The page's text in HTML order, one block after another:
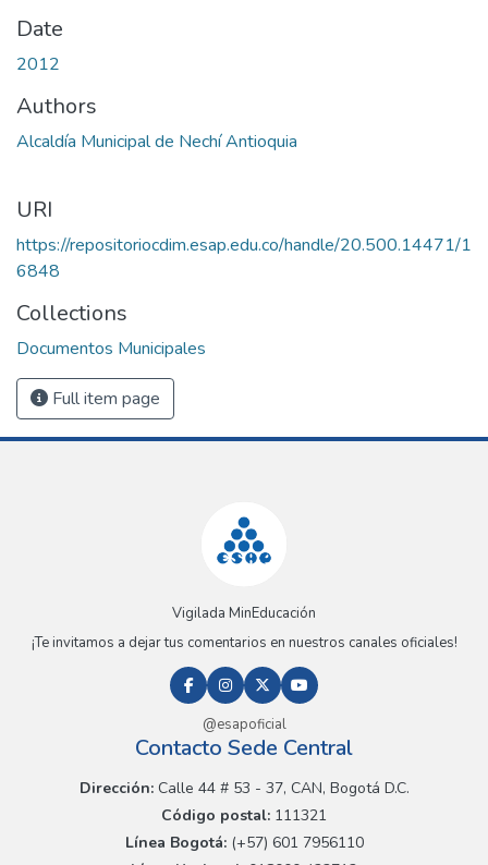
Date
2012
Authors
Alcaldía Municipal de Nechí Antioquia
URI
https://repositoriocdim.esap.edu.co/handle/20.500.14471/1
6848
Collections
Documentos Municipales
Full item page
Vigilada MinEducación
¡Te invitamos a dejar tus comentarios en nuestros canales oficiales!
@esapoficial
Contacto Sede Central
Dirección:Calle 44 # 53 - 37, CAN, Bogotá D.C.
Código postal: 111321
Línea Bogotá:(+57) 601 7956110